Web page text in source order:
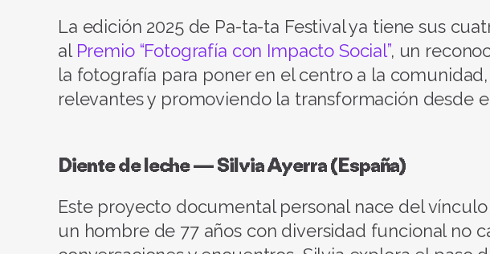
La edición 2025 de Pa-ta-ta Festival ya tiene sus
al Premio “Fotografía con Impacto Social”, un
la fotografía para poner en el centro a la
relevantes y promoviendo la transformación desde
Diente de leche — Silvia Ayerra(España)
Este proyecto documental personal nace del
un hombre de 77 años con diversidad funcional no